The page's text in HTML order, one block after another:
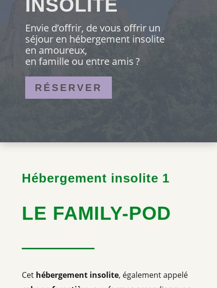
INSOLITE
Envie d’offrir, de vous offrir un
séjour en hébergement insolite
en amoureux,
en famille ou entre amis ?
RÉSERVER
Hébergement insolite 1
LE FAMILY-POD
Cet hébergement insolite, également appelé